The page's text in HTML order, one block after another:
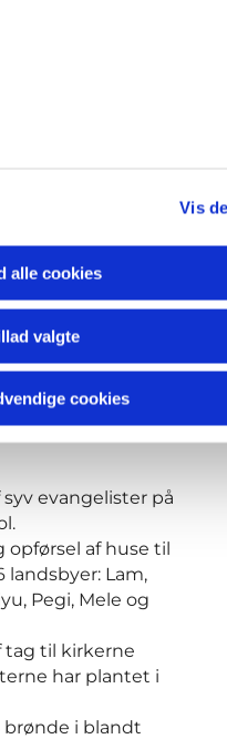
Vis
alle cookies
valgte
cookies
perioder har vi
evangelister på
opførsel af huse til
landsbyer: Lam,
Pegi, Mele og
tag til kirkerne
har plantet i
brønde i blandt